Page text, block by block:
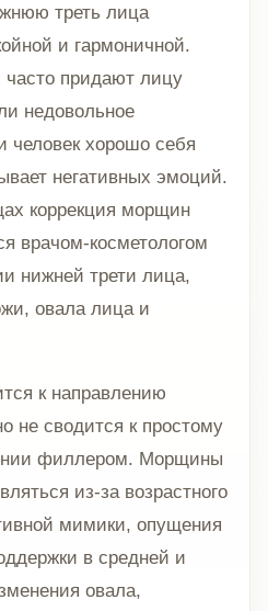
треть лица
и гармоничной.
придают лицу
недовольное
человек хорошо себя
негативных эмоций.
коррекция морщин
врачом-косметологом
нижней трети лица,
овала лица и
к направлению
не сводится к простому
филлером. Морщины
из-за возрастного
мимики, опущения
в средней и
овала,